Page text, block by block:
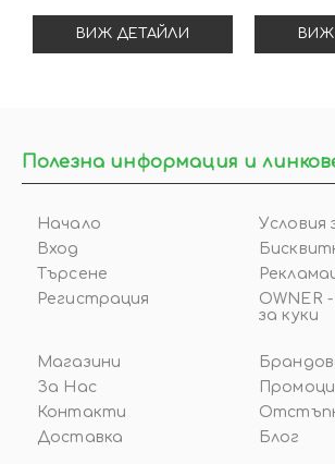
ВИЖ ДЕТАЙЛИ ВИЖ
Полезна информация и
Начало
Вход
Търсене
Регистрация
Условия
OWNER
за куки
Магазини
За Нас
Контакти
Доставка
Блог